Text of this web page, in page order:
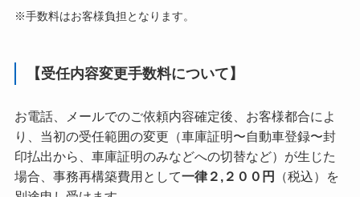
※手数料はお客様負担となります。
【受任内容変更手数料について】
お電話、メールでのご依頼内容確定後、お客様都合によ
り、当初の受任範囲の変更（車庫証明〜自動車登録〜封
印払出から、車庫証明のみなどへの切替など）が生じた
場合、事務再構築費用として一律２,２００円
（税込）を